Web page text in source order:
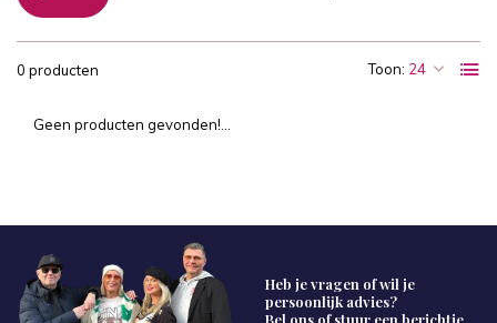
0 producten Toon:
Geen producten gevonden!...
Heb je vragen of wil je
persoonlijk advies?
Bel ons of stuur een berichtje